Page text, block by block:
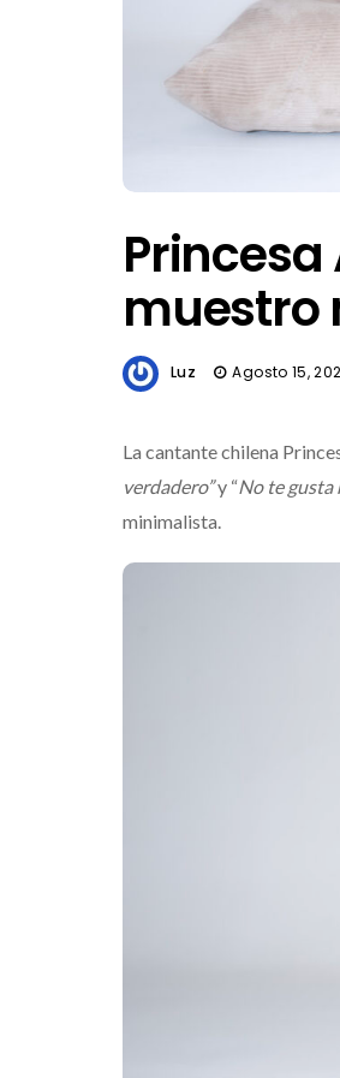
Princesa
muestro
Luz Agosto 15,
La cantante chilena
verdadero”y “No te gusta
minimalista.